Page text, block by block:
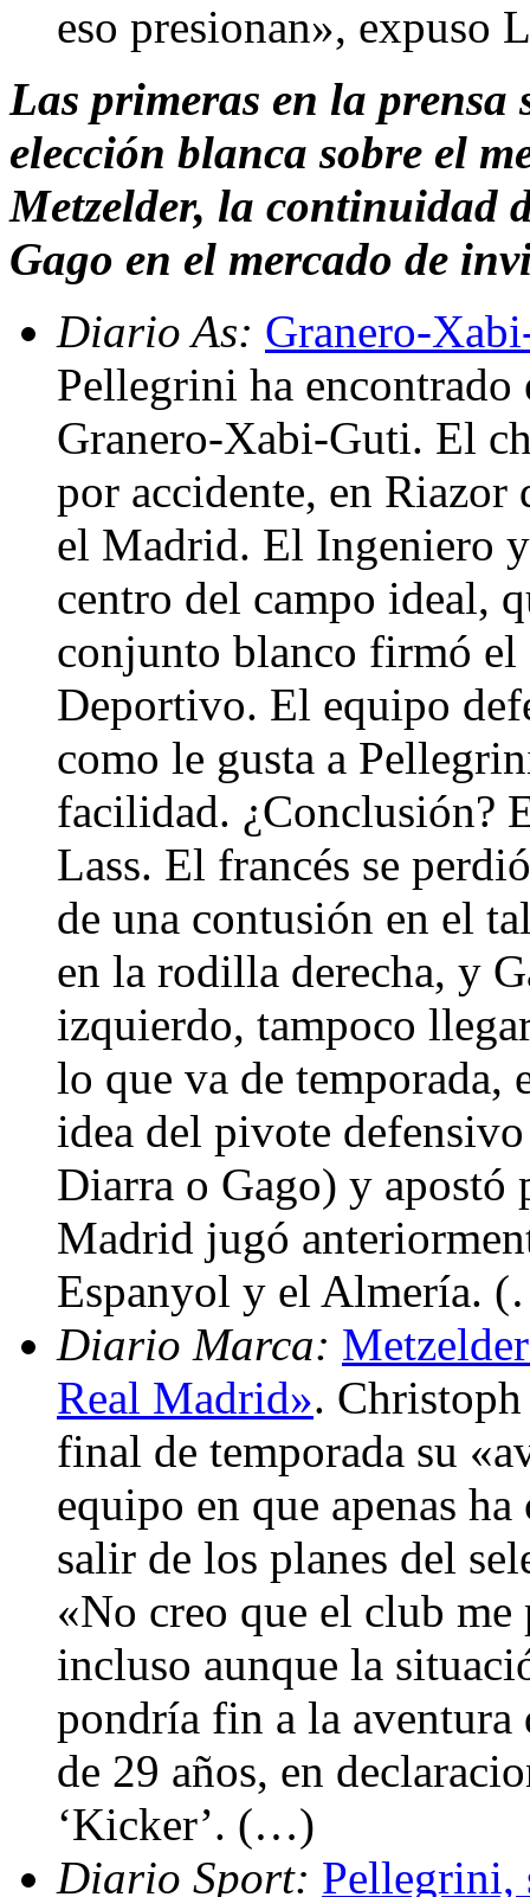
eso presionan», expuso
Las primeras en la
elección blanca sobre el
Metzelder, la continuidad
Gago en el mercado de
Diario As: Granero-
Pellegrini ha
Granero-Xabi-Guti. El
por accidente, en Riazor
el Madrid. El Ingeniero
centro del campo ideal,
conjunto blanco firmó el
Deportivo. El equipo
como le gusta a
facilidad. ¿Conclusión?
Lass. El francés se
de una contusión en el
en la rodilla derecha, y
izquierdo, tampoco
lo que va de temporada,
idea del pivote
Diarra o Gago) y apostó
Madrid jugó
Espanyol y el Almería.
Diario Marca:
Real Madrid».
final de temporada su
equipo en que apenas
salir de los planes del
«No creo que el club
incluso aunque la
pondría fin a la
de 29 años, en
‘Kicker’. (…)
Diario Sport: Pellegrini,